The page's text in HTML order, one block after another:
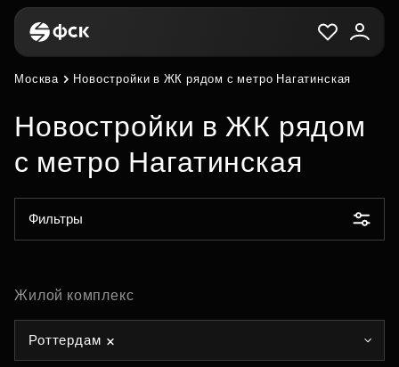
Москва Новостройки в ЖК рядом с метро Нагатинская
Новостройки в ЖК рядом
с метро Нагатинская
Фильтры
Жилой комплекс
Роттердам